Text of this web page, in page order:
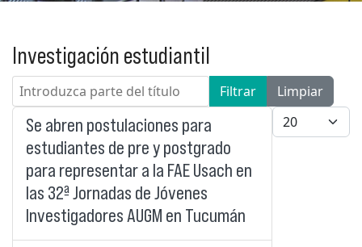
Investigación estudiantil
Introduzca parte del título Filtrar
Limpiar
Cantidad a
Se abren postulaciones para
estudiantes de pre y postgrado
para representar a la FAE Usach en
las 32ª Jornadas de Jóvenes
Investigadores AUGM en Tucumán